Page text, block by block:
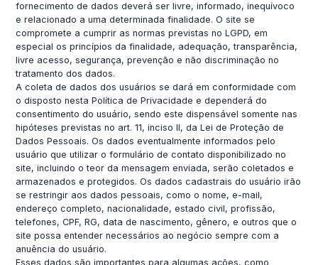
fornecimento de dados deverá ser livre, informado, inequívoco
e relacionado a uma determinada finalidade. O site se
compromete a cumprir as normas previstas no LGPD, em
especial os princípios da finalidade, adequação, transparência,
livre acesso, segurança, prevenção e não discriminação no
tratamento dos dados.
A coleta de dados dos usuários se dará em conformidade com
o disposto nesta Política de Privacidade e dependerá do
consentimento do usuário, sendo este dispensável somente nas
hipóteses previstas no art. 11, inciso II, da Lei de Proteção de
Dados Pessoais. Os dados eventualmente informados pelo
usuário que utilizar o formulário de contato disponibilizado no
site, incluindo o teor da mensagem enviada, serão coletados e
armazenados e protegidos. Os dados cadastrais do usuário irão
se restringir aos dados pessoais, como o nome, e-mail,
endereço completo, nacionalidade, estado civil, profissão,
telefones, CPF, RG, data de nascimento, gênero, e outros que o
site possa entender necessários ao negócio sempre com a
anuência do usuário.
Esses dados são importantes para algumas ações, como